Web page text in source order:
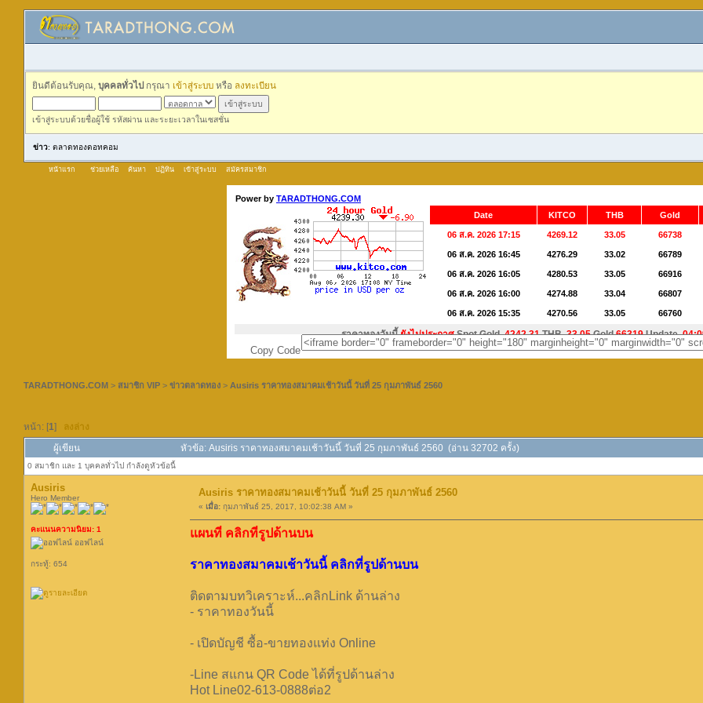
ยินดีต้อนรับคุณ, บุคคลทั่วไป กรุณา เข้าสู่ระบบ หรือ ลงทะเบียน
เข้าสู่ระบบด้วยชื่อผู้ใช้ รหัสผ่าน และระยะเวลาในเซสชั่น
ข่าว: ตลาดทองดอทคอม
หน้าแรก ช่วยเหลือ ค้นหา ปฏิทิน เข้าสู่ระบบ สมัครสมาชิก
Copy Code
TARADTHONG.COM > สมาชิก VIP > ข่าวตลาดทอง > Ausiris ราคาทองสมาคมเช้าวันนี้ วันที่ 25 กุมภาพันธ์ 2560
หน้า: [1] ลงล่าง
ผู้เขียน หัวข้อ: Ausiris ราคาทองสมาคมเช้าวันนี้ วันที่ 25 กุมภาพันธ์ 2560 (อ่าน 32702 ครั้ง)
0 สมาชิก และ 1 บุคคลทั่วไป กำลังดูหัวข้อนี้
Ausiris
Hero Member
คะแนนความนิยม: 1
ออฟไลน์
กระทู้: 654
Ausiris ราคาทองสมาคมเช้าวันนี้ วันที่ 25 กุมภาพันธ์ 2560
« เมื่อ: กุมภาพันธ์ 25, 2017, 10:02:38 AM »
แผนที่ คลิกที่รูปด้านบน
ราคาทองสมาคมเช้าวันนี้ คลิกที่รูปด้านบน
ติดตามบทวิเคราะห์...คลิกLink ด้านล่าง
- ราคาทองวันนี้
- เปิดบัญชี ซื้อ-ขายทองแท่ง Online
-Line สแกน QR Code ได้ที่รูปด้านล่าง
Hot Line02-613-0888ต่อ2